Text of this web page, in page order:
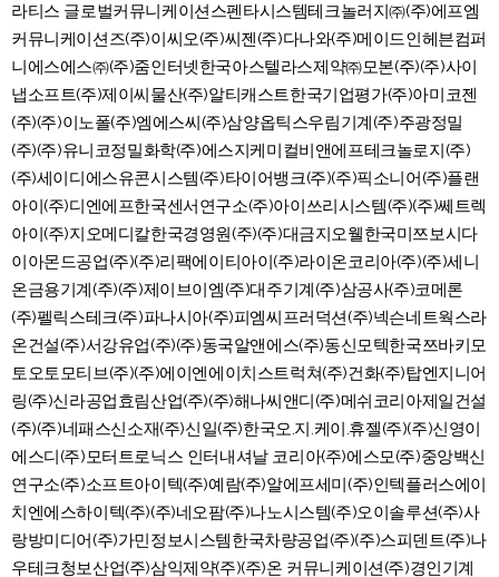
라티스 글로벌커뮤니케이션스펜타시스템테크놀러지㈜(주)에프엠
커뮤니케이션즈(주)이씨오(주)씨젠(주)다나와(주)메이드인헤븐컴퍼
니에스에스㈜(주)줌인터넷한국아스텔라스제약㈜모본(주)(주)사이
냅소프트(주)제이씨물산(주)알티캐스트한국기업평가(주)아미코젠
(주)(주)이노폴(주)엠에스씨(주)삼양옵틱스우림기계(주)주광정밀
(주)(주)유니코정밀화학(주)에스지케미컬비앤에프테크놀로지(주)
(주)세이디에스유콘시스템(주)타이어뱅크(주)(주)픽소니어(주)플랜
아이(주)디엔에프한국센서연구소(주)아이쓰리시스템(주)(주)쎄트렉
아이(주)지오메디칼한국경영원(주)(주)대금지오웰한국미쯔보시다
이아몬드공업(주)(주)리팩에이티아이(주)라이온코리아(주)(주)세니
온금용기계(주)(주)제이브이엠(주)대주기계(주)삼공사(주)코메론
(주)펠릭스테크(주)파나시아(주)피엠씨프러덕션(주)넥슨네트웍스라
온건설(주)서강유업(주)(주)동국알앤에스(주)동신모텍한국쯔바키모
토오토모티브(주)(주)에이엔에이치스트럭쳐(주)건화(주)탑엔지니어
링(주)신라공업효림산업(주)(주)해나씨앤디(주)메쉬코리아제일건설
(주)(주)네패스신소재(주)신일(주)한국오.지.케이.휴젤(주)(주)신영이
에스디(주)모터트로닉스 인터내셔날 코리아(주)에스모(주)중앙백신
연구소(주)소프트아이텍(주)예람(주)알에프세미(주)인텍플러스에이
치엔에스하이텍(주)(주)네오팜(주)나노시스템(주)오이솔루션(주)사
랑방미디어(주)가민정보시스템한국차량공업(주)(주)스피덴트(주)나
우테크청보산업(주)삼익제약(주)(주)온 커뮤니케이션(주)경인기계